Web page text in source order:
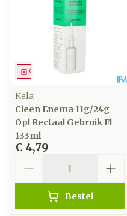
Geneesmiddel
Kela
Cleen Enema 11g/24g
Opl Rectaal Gebruik Fl
133ml
€ 4,79
Bestel